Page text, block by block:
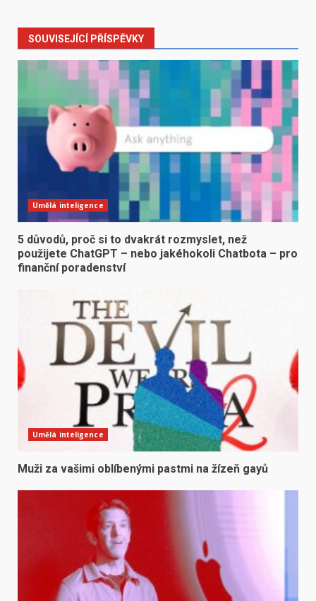
SOUVISEJÍCÍ PŘÍSPĚVKY
Umělá inteligence
5 důvodů, proč si to dvakrát rozmyslet, než
použijete ChatGPT – nebo jakéhokoli Chatbota – pro
finanční poradenství
Umělá inteligence
Muži za vašimi oblíbenými pastmi na žízeň gayů